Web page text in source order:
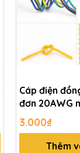
Cáp điện
đơn 20AWG
mét
3.000₫
Thêm